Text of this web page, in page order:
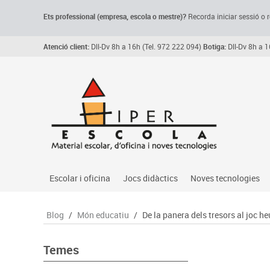
Ets professional (empresa, escolao mestre)? Recorda iniciar sessió o
Atenció client: Dll-Dv 8h a 16h (Tel. 972 222 094)Botiga: Dll-Dv 8h a
Escolar i oficina
Arxiu, carpetes i classificadors
Manualitats
Escriptura i correcció
Jocs didàctics
Primeres edats
Motricitat fina
Noves tecnologies
Audio
Blog / Món educatiu / De la panera dels tresors al joc
Temes